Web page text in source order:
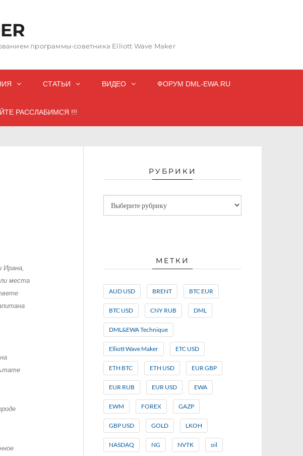
программы-советника Elliott Wave Maker
СТАТЬИ ВИДЕО ФОРУМ DML-EWA.RU
РАССЛАБИМСЯ !!!
Ирана,
места
РУБРИКИ
МЕТКИ
AUD USD BRENT BTC EUR
BTC USD CNY RUB DML
DML&EWA Technique
Elliott Wave Maker ETC USD
ETH BTC ETH USD EUR GBP
EUR RUB EUR USD EWA
EWM FOREX GAZP
GBP USD GOLD LKOH
NASDAQ NG NVTK oil